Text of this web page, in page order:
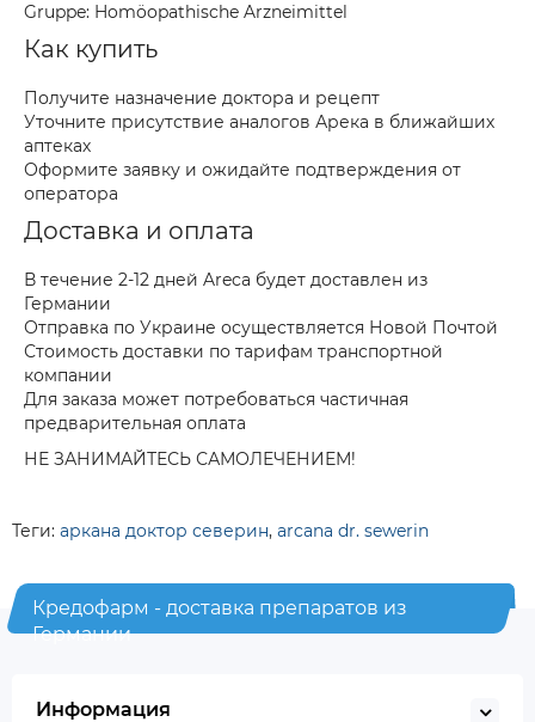
Gruppe: Homöopathische Arzneimittel
Как купить
Получите назначение доктора и рецепт
Уточните присутствие аналогов Арека в ближайших
аптеках
Оформите заявку и ожидайте подтверждения от
оператора
Доставка и оплата
В течение 2-12 дней Areca будет доставлен из
Германии
Отправка по Украине осуществляется Новой Почтой
Стоимость доставки по тарифам транспортной
компании
Для заказа может потребоваться частичная
предварительная оплата
НЕ ЗАНИМАЙТЕСЬ САМОЛЕЧЕНИЕМ!
Теги: аркана доктор северин, arcana dr. sewerin
Кредофарм - доставка препаратов из
Германии
Информация